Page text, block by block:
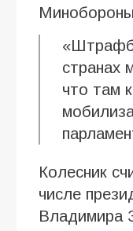
странах
что там
Колесник
числе
Владимира